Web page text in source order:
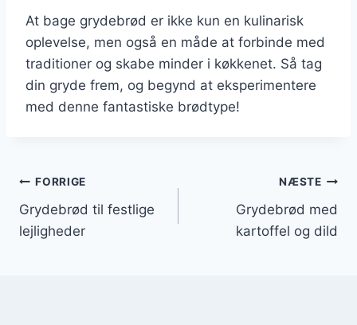
At bage grydebrød er ikke kun en kulinarisk
oplevelse, men også en måde at forbinde med
traditioner og skabe minder i køkkenet. Så tag
din gryde frem, og begynd at eksperimentere
med denne fantastiske brødtype!
Indlægsnavigation
FORRIGE
Grydebrød til festlige
lejligheder
NÆSTE
Grydebrød med
kartoffel og dild